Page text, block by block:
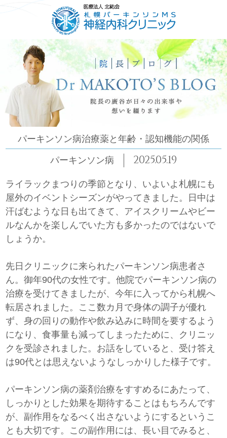
ごあいさつ コンセプト
パーキンソン病治療薬と年齢・認知機能の関係
パーキンソン病 2025.05.19
ライラックまつりの季節となり、いよいよ札幌にも
屋外のイベントシーズンがやってきました。日中は
汗ばむような日も出てきて、アイスクリームやビー
ルなんかを楽しんでいた方も多かったのではないで
しょうか。
先日クリニックに来られたパーキンソン病患者さ
ん。御年90代の女性です。他院でパーキンソン病の
治療を受けてきましたが、今年に入ってから札幌へ
転居されました。ここ数カ月で身体の調子が優れ
ず、身の回りの動作や飲み込みに時間を要するよう
になり、食事量も減ってしまったために、クリニッ
クを受診されました。お話をしていると、受け答え
は90代とは思えないようなしっかりした様子です。
パーキンソン病の薬剤治療をすすめるにあたって、
しっかりとした効果を期待することはもちろんです
が、副作用をなるべく出さないようにするというこ
とも大切です。この副作用には、長い目でみると、